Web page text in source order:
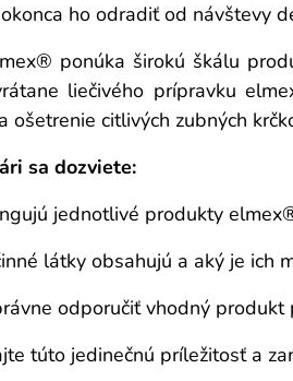
ho odradiť od návštevy
ponúka širokú škálu
liečivého prípravku
ošetrenie citlivých zubných
sa dozviete:
jednotlivé produkty
látky obsahujú a aký je ich
odporučiť vhodný produkt
túto jedinečnú príležitosť a